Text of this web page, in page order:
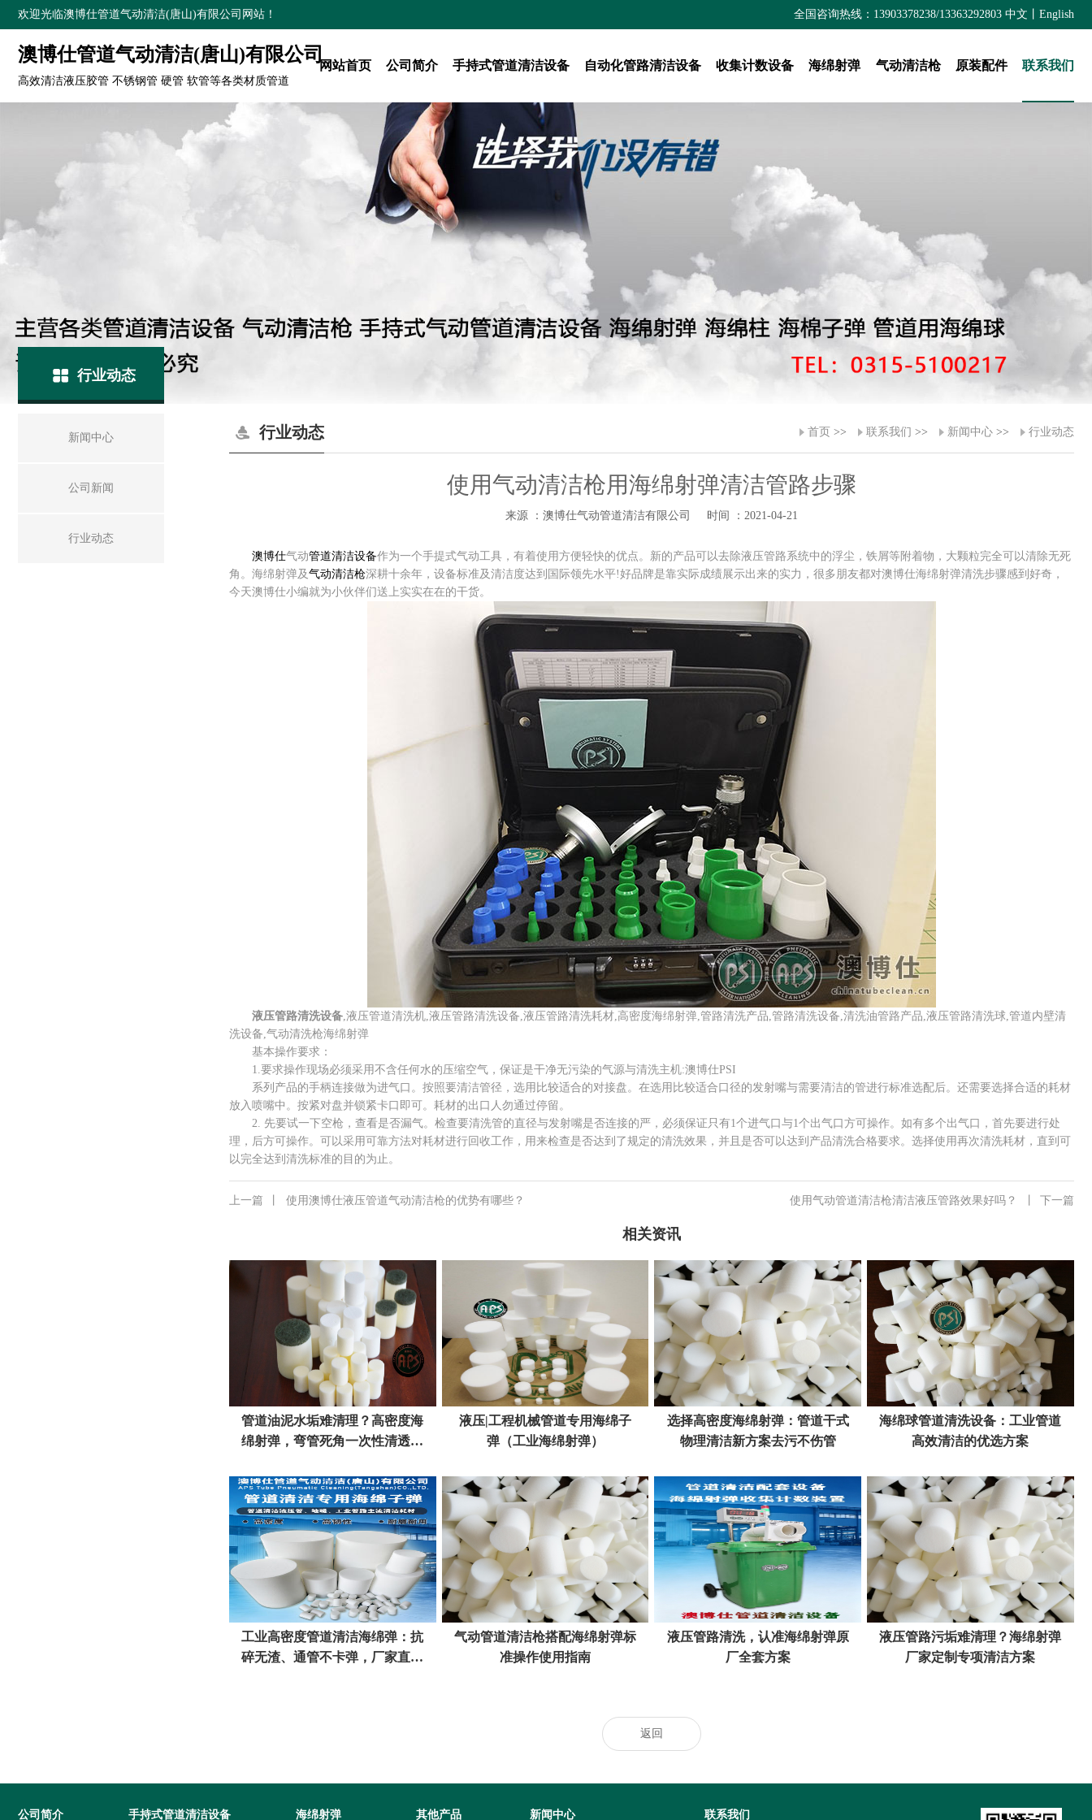
欢迎光临澳博仕管道气动清洁(唐山)有限公司网站！ 全国咨询热线：13903378238/13363292803 中文 English
澳博仕管道气动清洁(唐山)有限公司
高效清洁液压胶管 不锈钢管 硬管 软管等各类材质管道
网站首页 公司简介 手持式管道清洁设备 自动化管路清洁设备 收集计数设备 海绵射弹 气动清洁枪 原装配件 联系我们
行业动态
新闻中心
公司新闻
行业动态
行业动态 首页 >> 联系我们 >> 新闻中心 >> 行业动态
使用气动清洁枪用海绵射弹清洁管路步骤
来源 ：澳博仕气动管道清洁有限公司 时间 ：2021-04-21
澳博仕气动管道清洁设备作为一个手提式气动工具，有着使用方便轻快的优点。新的产品可以去除液压管路系统中的浮尘，铁屑等附着物，大颗粒完全可以清除无死
角。海绵射弹及 气动清洁枪深耕十余年，设备标准及清洁度达到国际领先水平!好品牌是靠实际成绩展示出来的实力，很多朋友都对澳博仕海绵射弹清洗步骤感到好奇，
今天澳博仕小编就为小伙伴们送上实实在在的干货。
液压管路清洗设备,液压管道清洗机,液压管路清洗设备,液压管路清洗耗材,高密度海绵射弹,管路清洗产品,管路清洗设备,清洗油管路产品,液压管路清洗球,管道内壁清
洗设备,气动清洗枪海绵射弹
基本操作要求：
1.要求操作现场必须采用不含任何水的压缩空气，保证是干净无污染的气源与清洗主机:澳博仕PSI
系列产品的手柄连接做为进气口。按照要清洁管径，选用比较适合的对接盘。在选用比较适合口径的发射嘴与需要清洁的管进行标准选配后。还需要选择合适的耗材
放入喷嘴中。按紧对盘并锁紧卡口即可。耗材的出口人勿通过停留。
2. 先要试一下空枪，查看是否漏气。检查要清洗管的直径与发射嘴是否连接的严，必须保证只有1个进气口与1个出气口方可操作。如有多个出气口，首先要进行处
理，后方可操作。可以采用可靠方法对耗材进行回收工作，用来检查是否达到了规定的清洗效果，并且是否可以达到产品清洗合格要求。选择使用再次清洗耗材，直到可
以完全达到清洗标准的目的为止。
上一篇 使用澳博仕液压管道气动清洁枪的优势有哪些？ 下一篇
使用气动管道清洁枪清洁液压管路效果好吗？
相关资讯
管道油泥水垢难清理？高密度海
绵射弹，弯管死角一次性清透不
液压|工程机械管道专用海绵子
弹（工业海绵射弹）
选择高密度海绵射弹：管道干式
物理清洁新方案去污不伤管
海绵球管道清洗设备：工业管道
高效清洁的优选方案
工业高密度管道清洁海绵弹：抗
碎无渣、通管不卡弹，厂家直供
气动管道清洁枪搭配海绵射弹标
准操作使用指南
液压管路清洗，认准海绵射弹原
厂全套方案
液压管路污垢难清理？海绵射弹
厂家定制专项清洁方案
返回
公司简介 手持式管道清洁设备 海绵射弹 其他产品 新闻中心 联系我们